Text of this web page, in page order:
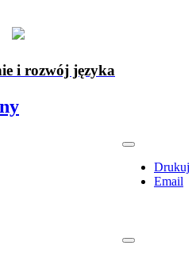
i rozwój języka
Drukuj
Email